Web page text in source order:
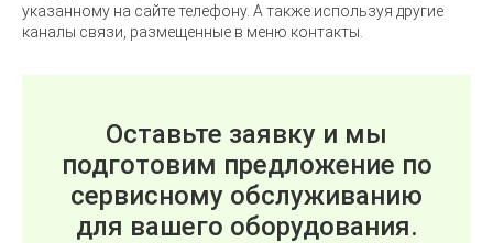
указанному на сайте телефону. А также используя другие
каналы связи, размещенные в меню контакты.
Оставьте заявку и мы
подготовим предложение по
сервисному обслуживанию
для вашего оборудования.